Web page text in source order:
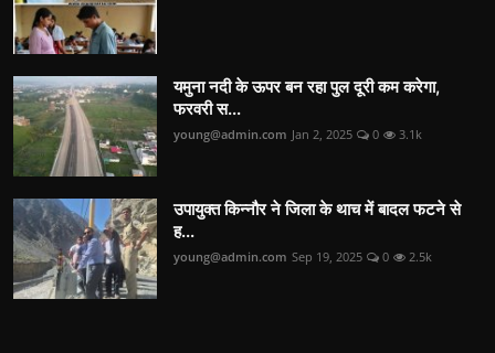
यमुना नदी के ऊपर बन रहा पुल दूरी कम करेगा,
फरवरी स...
young@admin.com Jan 2, 2025 0 3.1k
उपायुक्त किन्नौर ने जिला के थाच में बादल फटने से
ह...
young@admin.com Sep 19, 2025 0 2.5k